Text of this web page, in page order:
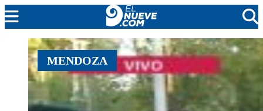
EL NUEVE
SOCIEDAD
POLICIALES
MENDOZA